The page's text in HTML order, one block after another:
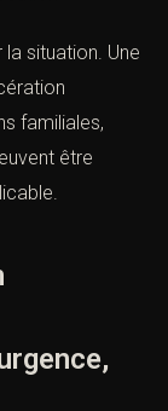
si des
personne a
ou un
est
un
situation.